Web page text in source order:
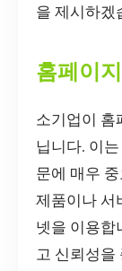
을 제시하겠
홈페이
소기업이 홈
닙니다. 이
문에 매우
제품이나 서
넷을 이용합
고 신뢰성을